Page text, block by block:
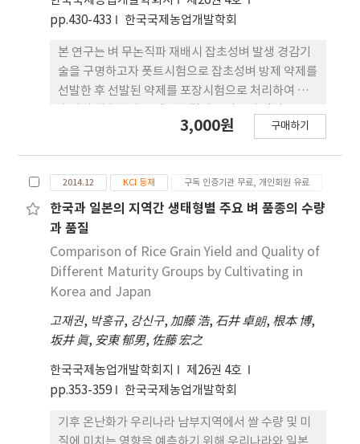
(benzobicyclon) 등은 물달개비 및 올챙이고랭이
를 함께 관리하는 것이 가능하다. 또한
Acetolactate Synthase및 Acetyl-CoA
Carboxylase 억제제들에 대한 저항성 강피의관리는
메페나세트(mefenacet) 등이 2.5엽기까지 가능하
다. 그리고 우리나라 벼 재배지에서 제초제 저항성잡
초들을 방제하는데 적지 않은 난관들이 있다. 첫째, 지
금까지 저항성 발생제초제들인 Acetolactate
Synthase 및 Acetyl-CoA Carboxylase억제제들
의 판매량이 늘고 있기 때문에 저항성 잡초들은 꾸준
히 발생하고 번질 것이다. 둘째, 미국 등의 선진국들과
같은연구인력 및 기관이 많이 부족하다.
등을 고려해 볼 때 남부 평야지에서는 6월 10일 경에
이앙하는 것이 바람직 할 것으로 판단되었다.
pp.430-433
한국국제농업개발학회
본 연구는 벼 무논직파 재배시 잡초성벼 발생 경감기
술을 구명하고자 폿트시험으로 잡초성벼 방제 약제를
선발한 후 선발된 약제를 포장시험으로 처리하여 잡
제 처리후 담수기간별 잡초성벼 방제가를 보면
처리후 담수기간별 벼 입모율을 보면 10일후 벼파종
시에는 약해가 다소 있어서 입모율이 떨어졌으나 15
일후에는 butachlor는 83%, pretilachlor는 95%
이었다. 3. 잡초성벼 엽기별 제초제 처리효과는 0 ~ 1
엽기는 87 ~100%이었으나 2엽기에는 9 ~ 12%이었
다. 잡초성벼의 포장방제가는 pretilachlor 기준량
에서 90%, 배량에서 99%이었으며, 약해는
pretilachlor 배량에서 1 정도였다. 4. 벼의 입모율은
처리간 비슷하였으나 간장 및 수장은 제초제 처리에
서 크고 길었다. 수량구성요소는 제초제 처리효과가
인정되었으며, 쌀 수량은 무처리 287 kg/10 a에 비해
pretilachlor 기준량에서 54%, 배량에서 55% 많았
다.
3,000원 구매하기
2014.12 KCI 등재 구독 인증기관 무료, 개인회원 유료
한국과 일본의 지역간 생태형별 주요 벼 품종의 수량
과 품질
Comparison of Rice Grain Yield and Quality of
Different Maturity Groups by Cultivating in
Korea and Japan
고재권, 박홍규, 강신구, 加藤 浩, 石井 卓朗, 根本 博,
坂井 眞, 安東 郁男, 佐藤 宏之
한국국제농업개발학회지
제26권 4호
pp.353-359
한국국제농업개발학회
기후 온난화가 우리나라 남부지역에서 쌀 수량 및 미